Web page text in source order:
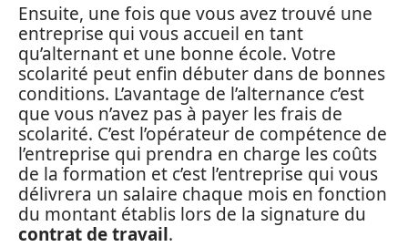
Ensuite, une fois que vous avez trouvé une
entreprise qui vous accueil en tant
qu’alternant et une bonne école. Votre
scolarité peut enfin débuter dans de bonnes
conditions. L’avantage de l’alternance c’est
que vous n’avez pas à payer les frais de
scolarité. C’est l’opérateur de compétence de
l’entreprise qui prendra en charge les coûts
de la formation et c’est l’entreprise qui vous
délivrera un salaire chaque mois en fonction
du montant établis lors de la signature du
contrat de travail.